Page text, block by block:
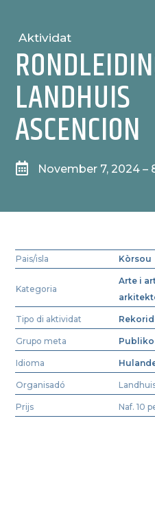
Aktividat
LANDHUIS
ASCENCION
 November 7, 2024 –
Pais/isla Kòrsou
Kategoria
Arte i
Tipo di aktividat
Grupo meta Publiko
Idioma
Organisadó
Prijs Naf. 10